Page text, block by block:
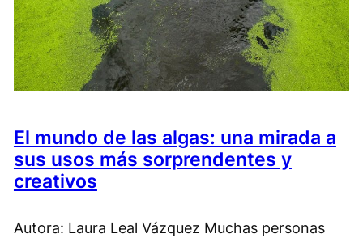
El mundo de las algas: una mirada a
sus usos más sorprendentes y
creativos
Autora: Laura Leal Vázquez Muchas personas